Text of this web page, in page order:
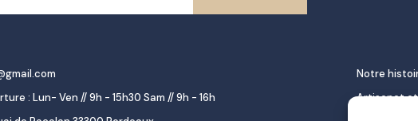
: Lun- Ven // 9h - 15h30 Sam // 9h - 16h
Notre
Artisanat et